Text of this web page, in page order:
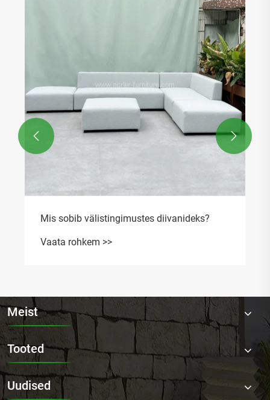
pikaajaline investeering kaasaegsetesse
 
Meist
Tooted
Uudised